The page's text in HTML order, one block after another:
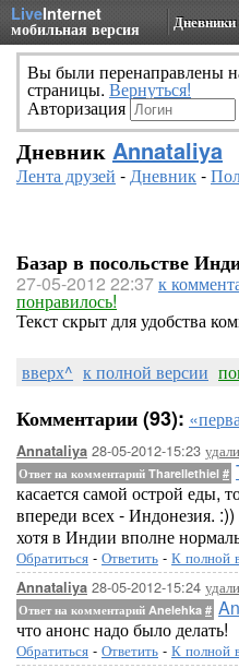
LiveInternet
мобильная версия Дневники
Вы были перенаправлены
страницы. Вернуться!
Авторизация
Дневник Annataliya
Лента друзей -Дневник-
Базар в посольстве
27-05-2012 22:37к
понравилось!
Текст скрыт для удобства
вверх^ к полной версии
Комментарии (93):
Annataliya 28-05-2012-15:23
Ответ на комментарий Tharellethiel #
касается самой острой еды,
впереди всех - Индонезия.
хотя в Индии вполне
Обратиться - Ответить - К полной
Annataliya 28-05-2012-15:24
Ответ на комментарий Anelehka #
что анонс надо было делать!
Обратиться - Ответить - К полной